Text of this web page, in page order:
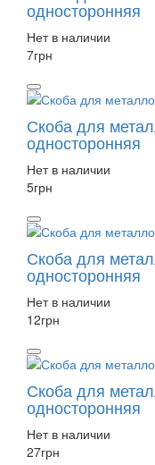
односторонняя
Нет в наличии
7грн
Скоба для
односторонняя
Нет в наличии
5грн
Скоба для
односторонняя
Нет в наличии
12грн
Скоба для
односторонняя
Нет в наличии
27грн